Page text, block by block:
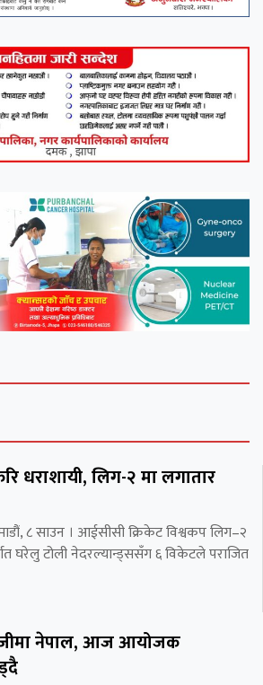
धराशायी, लिग-२ मा लगातार
८ साउन । आईसीसी क्रिकेट विश्वकप लिग–२
घरेलु टोली नेदरल्यान्ड्ससँग ६ विकेटले पराजित
नेपाल, आज आयोजक